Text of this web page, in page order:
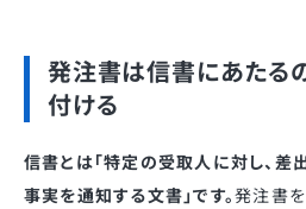
発注書は信書にあたる
付ける
信書とは「特定の受取人に対し、差
事実を通知する文書」です。発注書